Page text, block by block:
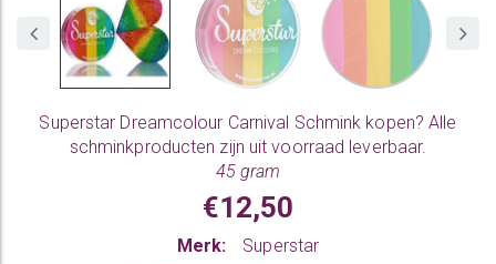
Superstar Dreamcolour Carnival Schmink kopen? Alle
schminkproducten zijn uit voorraad leverbaar.
45 gram
€12,50
Merk:
Superstar